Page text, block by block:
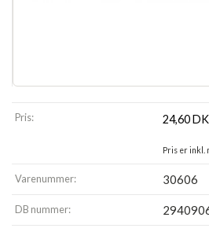
Pris: 24,60
Pris er inkl.
Varenummer: 30606
DB nummer: